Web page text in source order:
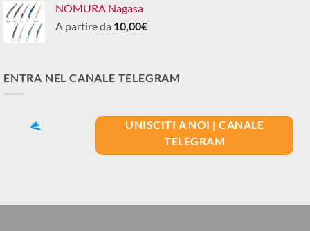
NOMURA Nagasa
A partire da 10,00€
ENTRA NEL CANALE TELEGRAM
UNISCITI A NOI | CANALE
TELEGRAM